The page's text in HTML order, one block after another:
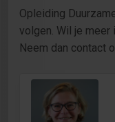
Opleiding
volgen. Wil je
Neem dan contact